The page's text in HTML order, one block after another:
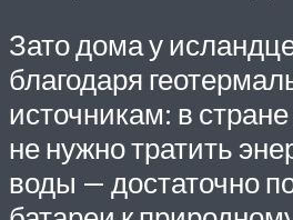
Зато дома у
благодаря
источникам: в
не нужно тратить
воды — достаточно